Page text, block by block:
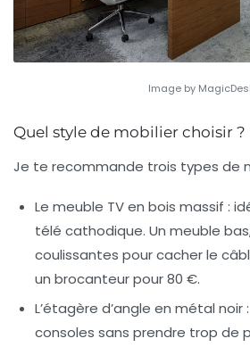
Image by
Quel style de mobilier choisir ?
Je te recommande trois types de
Le meuble TV en bois massif :
télé cathodique. Un meuble
coulissantes pour cacher le
un brocanteur pour 80 €.
L’étagère d’angle en métal noir
consoles sans prendre trop de